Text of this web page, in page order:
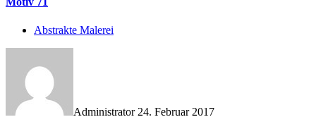
Abstrakte Malerei
Administrator 24. Februar 2017